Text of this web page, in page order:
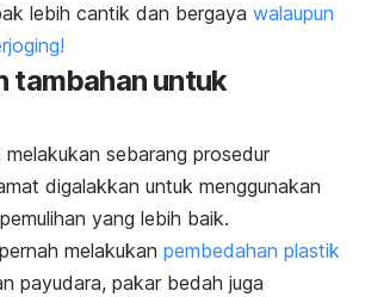
lebih cantik dan bergaya walaupun
tambahan untuk
sebarang prosedur
digalakkan untuk menggunakan
yang lebih baik.
melakukan pembedahan plastik
payudara, pakar bedah juga